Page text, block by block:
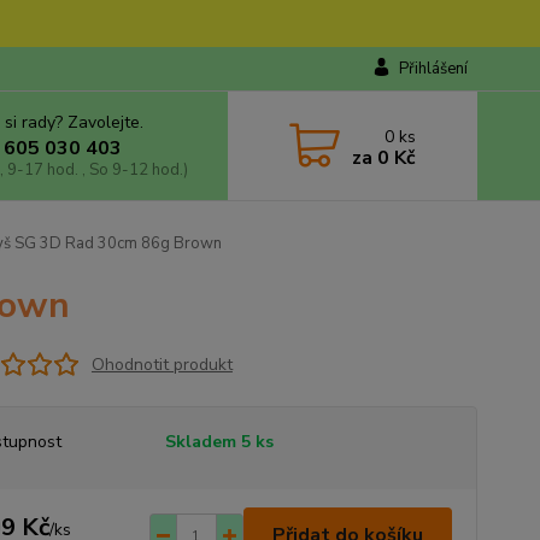
Přihlášení
rady? Zavolejte.
030 403
9-17 hod. , So 9-12 hod.)
0 ks
za 0 Kč
SG 3D Rad 30cm 86g Brown
Ohodnotit produkt
Skladem 5 ks
Kč/ks